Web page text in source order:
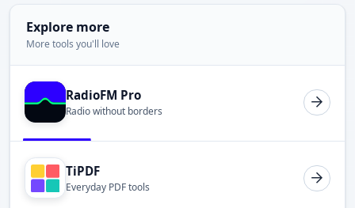
Explore more
More tools you'll love
RadioFM Pro
Radio without borders
TiPDF
Everyday PDF tools